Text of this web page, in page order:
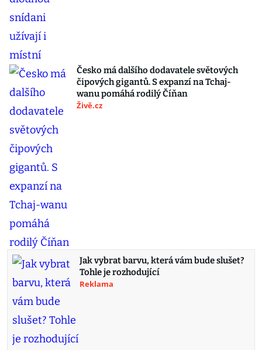
Česko má dalšího dodavatele světových
čipových gigantů. S expanzí na Tchaj-
wanu pomáhá rodilý Číňan
Živě.cz
Jak vybrat barvu, která vám bude slušet?
Tohle je rozhodující
Reklama